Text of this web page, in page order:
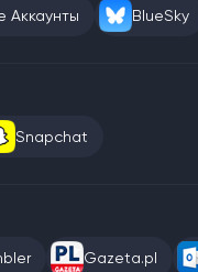
Аккаунты BlueSky
Snapchat
Gazeta.pl